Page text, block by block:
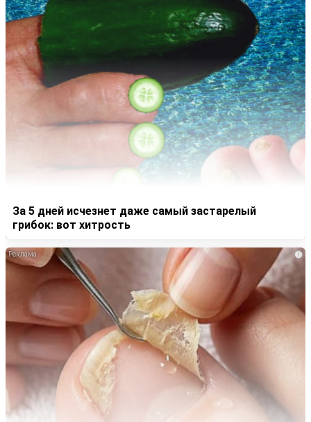
За 5 дней исчезнет даже самый застарелый
грибок: вот хитрость
i